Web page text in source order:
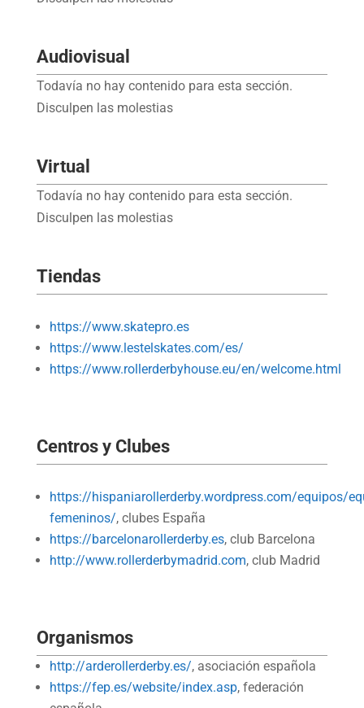
Audiovisual
Todavía no hay contenido para esta sección.
Disculpen las molestias
Virtual
Todavía no hay contenido para esta sección.
Disculpen las molestias
Tiendas
https://www.skatepro.es
https://www.lestelskates.com/es/
https://www.rollerderbyhouse.eu/en/welcome.html
Centros y Clubes
https://hispaniarollerderby.wordpress.com/equipos/
femeninos/, clubes España
https://barcelonarollerderby.es, club Barcelona
http://www.rollerderbymadrid.com, club Madrid
Organismos
http://arderollerderby.es/, asociación española
https://fep.es/website/index.asp, federación